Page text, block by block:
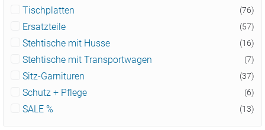
Tischplatten (76)
Ersatzteile (57)
Stehtische mit Husse (16)
Stehtische mit Transportwagen (7)
Sitz-Garnituren (37)
Schutz + Pflege (6)
SALE % (13)